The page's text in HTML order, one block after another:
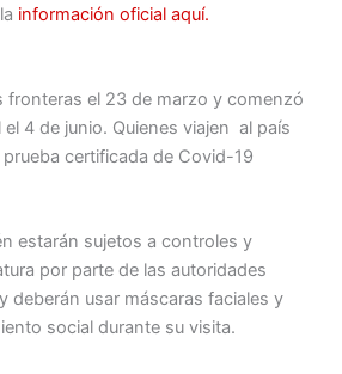
información oficial aquí.
fronteras el 23 de marzo y comenzó
el 4 de junio. Quienes viajen al país
certificada de Covid-19
estarán sujetos a controles y
por parte de las autoridades
deberán usar máscaras faciales y
social durante su visita.